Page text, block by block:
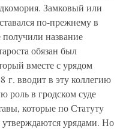
Замковый или
по-прежнему в
название
обязан был
вместе с урядом
г. вводит в эту коллегию
роль в гродском суде
которые по Статуту
урядами. Но